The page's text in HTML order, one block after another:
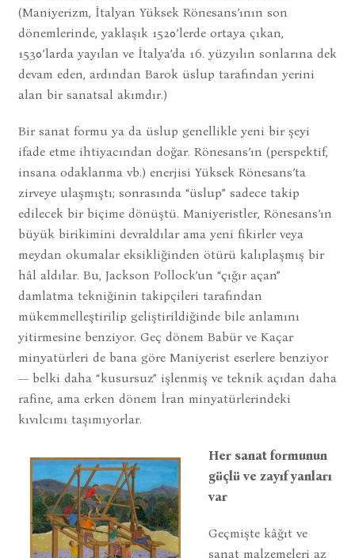
(Maniyerizm, İtalyan Yüksek Rönesans’ının son
dönemlerinde, yaklaşık 1520’lerde ortaya çıkan,
1530’larda yayılan ve İtalya’da 16. yüzyılın sonlarına dek
devam eden, ardından Barok üslup tarafından yerini
alan bir sanatsal akımdır.)
Bir sanat formu ya da üslup genellikle yeni bir şeyi
ifade etme ihtiyacından doğar. Rönesans’ın (perspektif,
insana odaklanma vb.) enerjisi Yüksek Rönesans’ta
zirveye ulaşmıştı; sonrasında “üslup” sadece takip
edilecek bir biçime dönüştü. Maniyeristler, Rönesans’ın
büyük birikimini devraldılar ama yeni fikirler veya
meydan okumalar eksikliğinden ötürü kalıplaşmış bir
hâl aldılar. Bu, Jackson Pollock’un “çığır açan”
damlatma tekniğinin takipçileri tarafından
mükemmelleştirilip geliştirildiğinde bile anlamını
yitirmesine benziyor. Geç dönem Babür ve Kaçar
minyatürleri de bana göre Maniyerist eserlere benziyor
— belki daha “kusursuz” işlenmiş ve teknik açıdan daha
rafine, ama erken dönem İran minyatürlerindeki
kıvılcımı taşımıyorlar.
Her sanat formunun
güçlü ve zayıf yanları
var
Geçmişte kâğıt ve
sanat malzemeleri az